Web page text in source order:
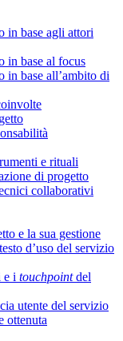
in base agli attori
in base al focus
in base all’ambito di
e rituali
di progetto
collaborativi
e la sua gestione
d’uso del servizio
e i touchpointdel
utente del servizio
ottenuta